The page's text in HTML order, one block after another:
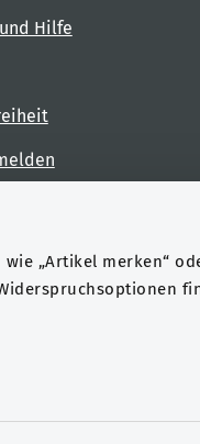
„Artikel merken“
Hilfe